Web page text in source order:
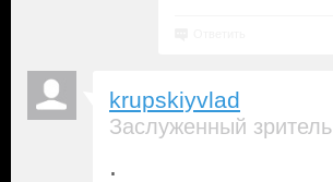
krupskiyvlad
Заслуженный зритель
.